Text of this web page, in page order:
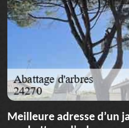
Meilleure adresse d’un